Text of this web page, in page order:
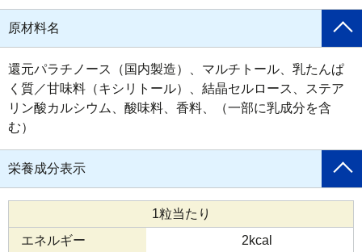
原材料名
還元パラチノース（国内製造）、マルチトール、乳たんぱ
く質／甘味料（キシリトール）、結晶セルロース、ステア
リン酸カルシウム、酸味料、香料、（一部に乳成分を含
む）
栄養成分表示
1粒当たり
エネルギー
2kcal